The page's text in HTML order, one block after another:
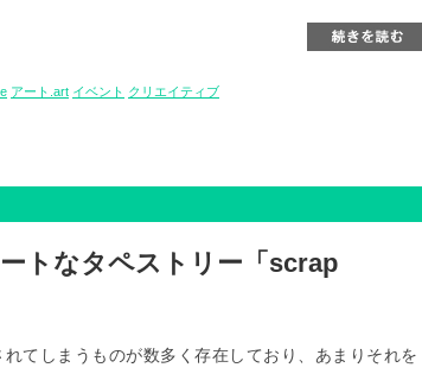
アート.art イベント クリエイティブ
トなタペストリー「scrap
てしまうものが数多く存在しており、あまりそれを